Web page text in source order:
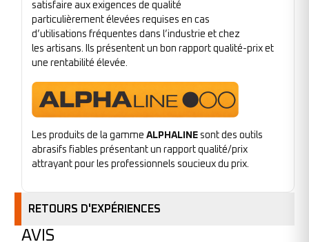
satisfaire aux exigences de qualité
particulièrement élevées requises en cas
d’utilisations fréquentes dans l’industrie et chez
les artisans. Ils présentent un bon rapport qualité-prix et
une rentabilité élevée.
Les produits de la gamme ALPHALINE sont des outils
abrasifs fiables présentant un rapport qualité/prix
attrayant pour les professionnels soucieux du prix.
RETOURS D'EXPÉRIENCES
AVIS